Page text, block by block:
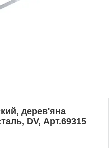
дерев'яна
DV, Арт.69315